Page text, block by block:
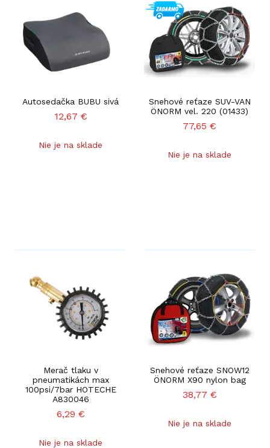
Autosedačka BUBU sivá
12,67 €
Nie je na sklade
Snehové reťaze SUV-VAN
ÖNORM vel. 220 (01433)
77,65 €
Nie je na sklade
Merač tlaku v
pneumatikách max
100psi/7bar HOTECHE
A830046
6,29 €
Nie je na sklade
Snehové reťaze SNOW12
ÖNORM X90 nylon bag
38,77 €
Nie je na sklade